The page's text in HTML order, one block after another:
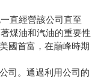
直經營該公司直至
煤油和汽油的重要性
國首富，在巔峰時期
司。通過利用公司的